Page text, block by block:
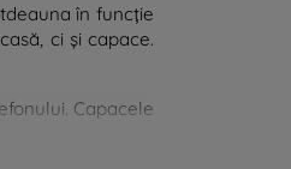
în funcție
ci și capace.
Capacele